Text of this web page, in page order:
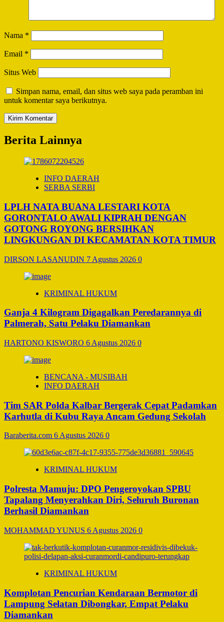
Nama *
Email *
Situs Web
Simpan nama, email, dan situs web saya pada peramban ini
untuk komentar saya berikutnya.
Berita Lainnya
INFO DAERAH
SERBA SERBI
LPLH NATA BUANA LESTARI KOTA
GORONTALO AWALI KIPRAH DENGAN
GOTONG ROYONG BERSIHKAN
LINGKUNGAN DI KECAMATAN KOTA TIMUR
DIRSON LASANUDIN 7 Agustus 2026 0
KRIMINAL HUKUM
Ganja 4 Kilogram Digagalkan Peredarannya di
Palmerah, Satu Pelaku Diamankan
HARTONO KISWORO 6 Agustus 2026 0
BENCANA - MUSIBAH
INFO DAERAH
Tim SAR Polda Kalbar Bergerak Cepat Padamkan
Karhutla di Kubu Raya Ancam Gedung Sekolah
Baraberita.com 6 Agustus 2026 0
KRIMINAL HUKUM
Polresta Mamuju: DPO Pengeroyokan SPBU
Tapalang Menyerahkan Diri, Seluruh Buronan
Berhasil Diamankan
MOHAMMAD YUNUS 6 Agustus 2026 0
KRIMINAL HUKUM
Komplotan Pencurian Kendaraan Bermotor di
Lampung Selatan Dibongkar, Empat Pelaku
Diamankan